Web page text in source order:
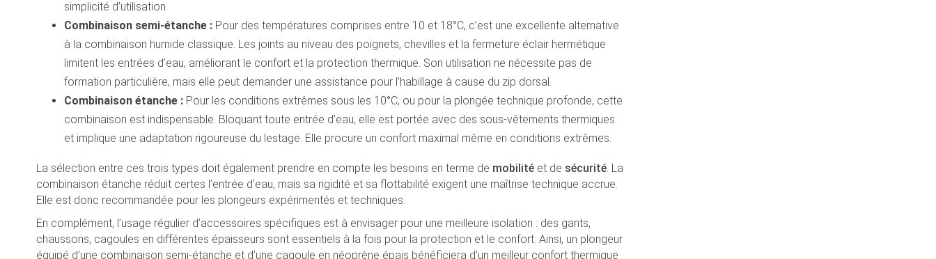
simplicité d’utilisation.
Combinaison semi-étanche : Pour des températures comprises entre 10 et 18°C, c’est une excellente alternative
à la combinaison humide classique. Les joints au niveau des poignets, chevilles et la fermeture éclair hermétique
limitent les entrées d’eau, améliorant le confort et la protection thermique. Son utilisation ne nécessite pas de
formation particulière, mais elle peut demander une assistance pour l’habillage à cause du zip dorsal.
Combinaison étanche : Pour les conditions extrêmes sous les 10°C, ou pour la plongée technique profonde, cette
combinaison est indispensable. Bloquant toute entrée d’eau, elle est portée avec des sous-vêtements thermiques
et implique une adaptation rigoureuse du lestage. Elle procure un confort maximal même en conditions extrêmes.
La sélection entre ces trois types doit également prendre en compte les besoins en terme de mobilité et de sécurité . La
combinaison étanche réduit certes l’entrée d’eau, mais sa rigidité et sa flottabilité exigent une maîtrise technique accrue.
Elle est donc recommandée pour les plongeurs expérimentés et techniques.
En complément, l’usage régulier d’accessoires spécifiques est à envisager pour une meilleure isolation : des gants,
chaussons, cagoules en différentes épaisseurs sont essentiels à la fois pour la protection et le confort. Ainsi, un plongeur
équipé d’une combinaison semi-étanche et d’une cagoule en néoprène épais bénéficiera d’un meilleur confort thermique